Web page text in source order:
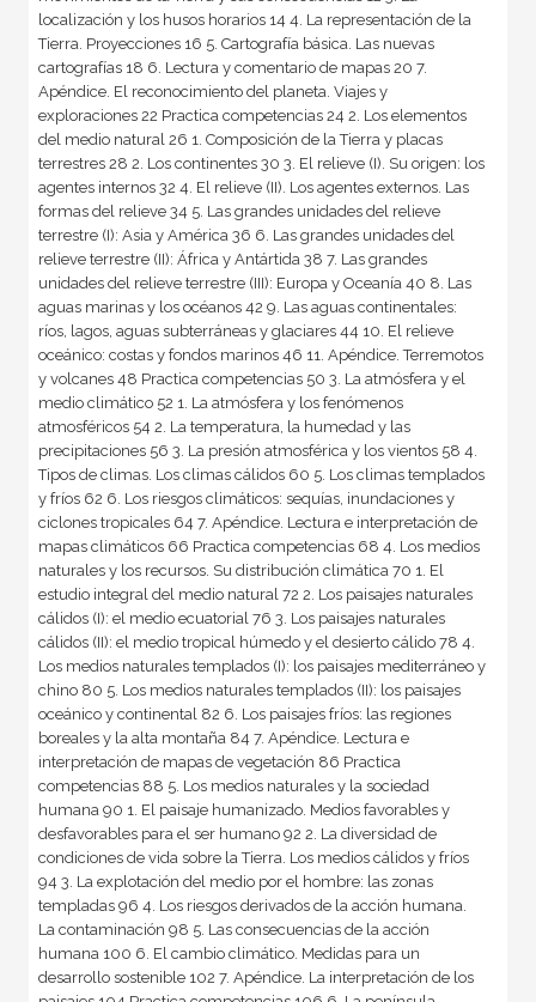
localización y los husos horarios 14 4. La representación de la
Tierra. Proyecciones 16 5. Cartografía básica. Las nuevas
cartografías 18 6. Lectura y comentario de mapas 20 7.
Apéndice. El reconocimiento del planeta. Viajes y
exploraciones 22 Practica competencias 24 2. Los elementos
del medio natural 26 1. Composición de la Tierra y placas
terrestres 28 2. Los continentes 30 3. El relieve (I). Su origen: los
agentes internos 32 4. El relieve (II). Los agentes externos. Las
formas del relieve 34 5. Las grandes unidades del relieve
terrestre (I): Asia y América 36 6. Las grandes unidades del
relieve terrestre (II): África y Antártida 38 7. Las grandes
unidades del relieve terrestre (III): Europa y Oceanía 40 8. Las
aguas marinas y los océanos 42 9. Las aguas continentales:
ríos, lagos, aguas subterráneas y glaciares 44 10. El relieve
oceánico: costas y fondos marinos 46 11. Apéndice. Terremotos
y volcanes 48 Practica competencias 50 3. La atmósfera y el
medio climático 52 1. La atmósfera y los fenómenos
atmosféricos 54 2. La temperatura, la humedad y las
precipitaciones 56 3. La presión atmosférica y los vientos 58 4.
Tipos de climas. Los climas cálidos 60 5. Los climas templados
y fríos 62 6. Los riesgos climáticos: sequías, inundaciones y
ciclones tropicales 64 7. Apéndice. Lectura e interpretación de
mapas climáticos 66 Practica competencias 68 4. Los medios
naturales y los recursos. Su distribución climática 70 1. El
estudio integral del medio natural 72 2. Los paisajes naturales
cálidos (I): el medio ecuatorial 76 3. Los paisajes naturales
cálidos (II): el medio tropical húmedo y el desierto cálido 78 4.
Los medios naturales templados (I): los paisajes mediterráneo y
chino 80 5. Los medios naturales templados (II): los paisajes
oceánico y continental 82 6. Los paisajes fríos: las regiones
boreales y la alta montaña 84 7. Apéndice. Lectura e
interpretación de mapas de vegetación 86 Practica
competencias 88 5. Los medios naturales y la sociedad
humana 90 1. El paisaje humanizado. Medios favorables y
desfavorables para el ser humano 92 2. La diversidad de
condiciones de vida sobre la Tierra. Los medios cálidos y fríos
94 3. La explotación del medio por el hombre: las zonas
templadas 96 4. Los riesgos derivados de la acción humana.
La contaminación 98 5. Las consecuencias de la acción
humana 100 6. El cambio climático. Medidas para un
desarrollo sostenible 102 7. Apéndice. La interpretación de los